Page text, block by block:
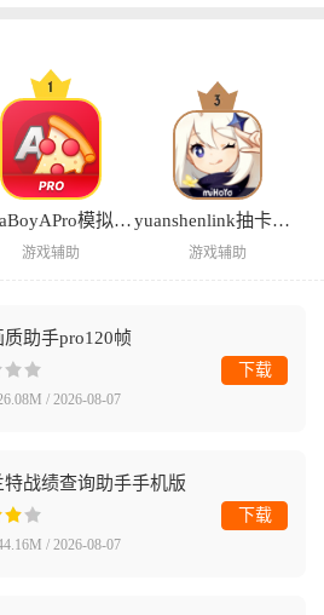
PizzaBoyAPro模拟器中文版
游戏辅助
yuanshenlink抽卡分析
游戏辅助
质助手pro120帧
/ 2026-08-07
下载
特战绩查询助手手机版
/ 2026-08-07
下载